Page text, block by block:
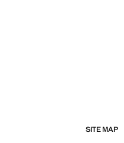
SITE MAP